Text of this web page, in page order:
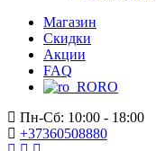
Магазин
Скидки
Акции
FAQ
RO
Пн-Сб: 10:00 - 18:00
+37360508880